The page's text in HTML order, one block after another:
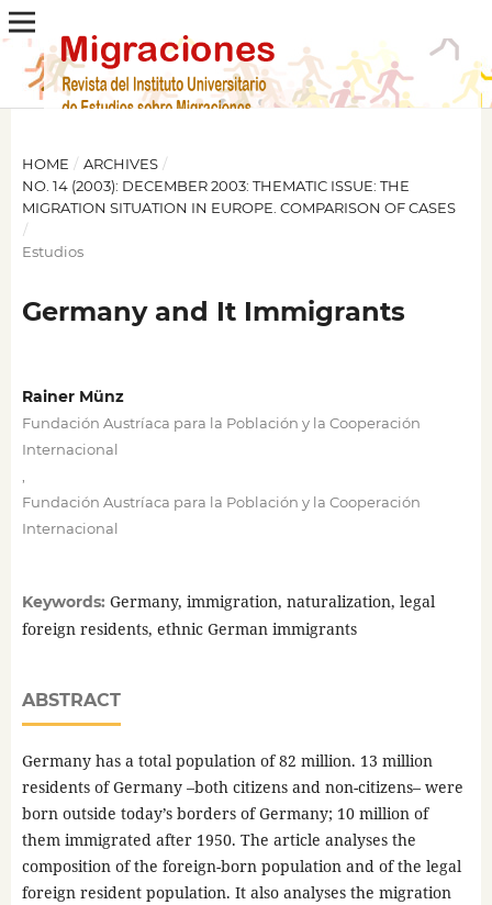
HOME / ARCHIVES /
NO. 14 (2003): DECEMBER 2003: THEMATIC ISSUE: THE
MIGRATION SITUATION IN EUROPE. COMPARISON OF CASES
/
Estudios
Germany and It Immigrants
Rainer Münz
Fundación Austríaca para la Población y la Cooperación
Internacional
Fundación Austríaca para la Población y la Cooperación
Internacional
Keywords: Germany, immigration, naturalization, legal
foreign residents, ethnic German immigrants
ABSTRACT
Germany has a total population of 82 million. 13 million
residents of Germany –both citizens and non-citizens– were
born outside today’s borders of Germany; 10 million of
them immigrated after 1950. The article analyses the
composition of the foreign-born population and of the legal
foreign resident population. It also analyses the migration